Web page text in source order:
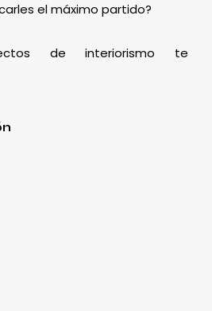
el máximo partido?
de interiorismo te